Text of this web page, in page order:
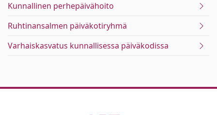
Kunnallinen perhepäivähoito
Ruhtinansalmen päiväkotiryhmä
Varhaiskasvatus kunnallisessa päiväkodissa